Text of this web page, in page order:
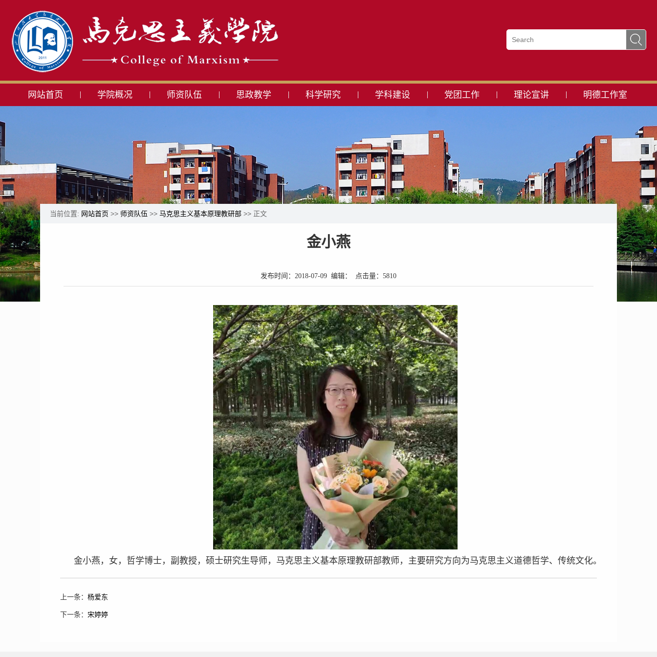
网站首页 学院概况 师资队伍 思政教学 科学研究 学科建设 党团工作 理论宣讲 明德工作室
当前位置: 网站首页 >> 师资队伍 >> 马克思主义基本原理教研部 >> 正文
金小燕
发布时间：2018-07-09 编辑： 点击量： 5810
金小燕，女，哲学博士，副教授，硕士研究生导师，马克思主义基本原理教研部教师，主要研究方向为马克思主义道德哲学、传统文化。
上一条： 杨爱东
下一条： 宋婷婷